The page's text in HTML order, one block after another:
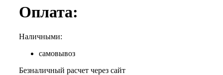
Оплата:
Наличными:
самовывоз
Безналичный расчет через сайт